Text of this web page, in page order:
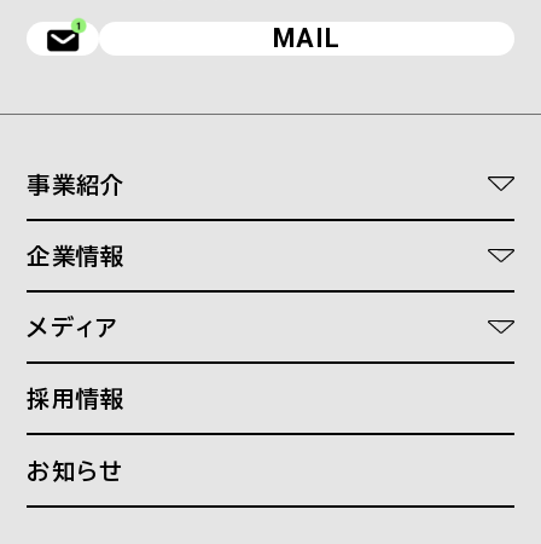
MAIL
事業紹介
オフィスプランニング
文具と事務機器
SHOPS
ローカルデザイン
企業情報
会社概要
沿革
メディア
What a WORK PLACE!
偏愛オフィスカタログ
採用情報
お知らせ